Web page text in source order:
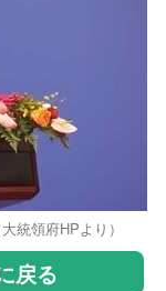
統領府HPより）
戻る